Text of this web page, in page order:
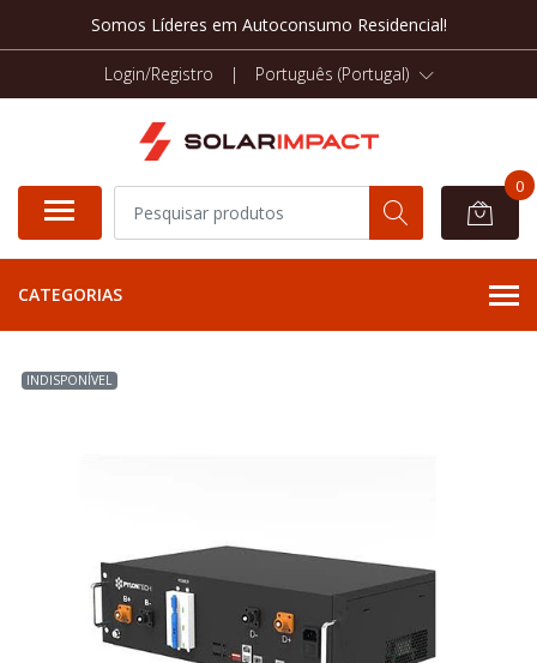
Somos Líderes em Autoconsumo Residencial!
Login/Registro | Português (Portugal)
0
CATEGORIAS
INDISPONÍVEL